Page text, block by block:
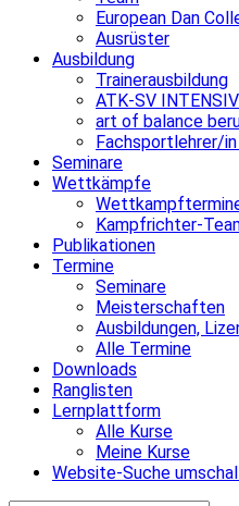
European Dan
Ausrüster
Ausbildung
Trainerausbildung
ATK-SV
art of balance
Fachsportlehrer/
Seminare
Wettkämpfe
Kampfrichter-
Publikationen
Termine
Seminare
Meisterschaften
Ausbildungen,
Alle Termine
Downloads
Ranglisten
Lernplattform
Alle Kurse
Meine Kurse
Website-Suche